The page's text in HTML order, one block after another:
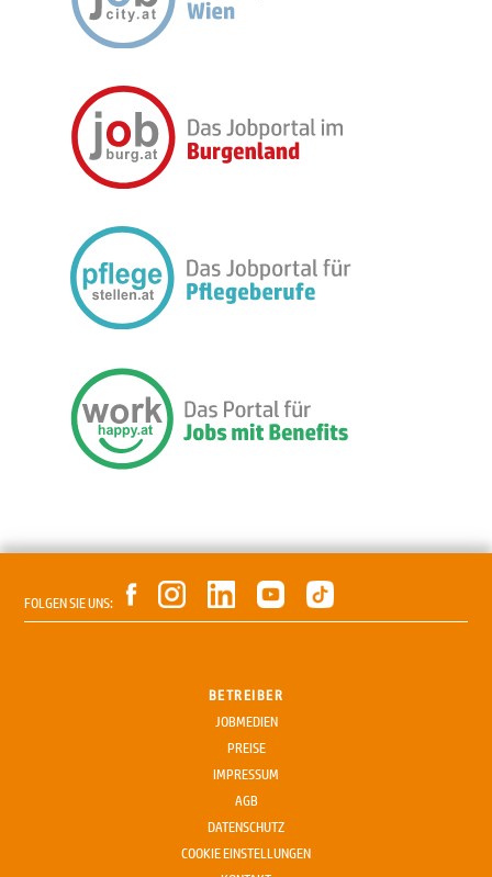
FOLGEN SIE UNS:
BETREIBER
JOBMEDIEN
PREISE
IMPRESSUM
AGB
DATENSCHUTZ
COOKIE EINSTELLUNGEN